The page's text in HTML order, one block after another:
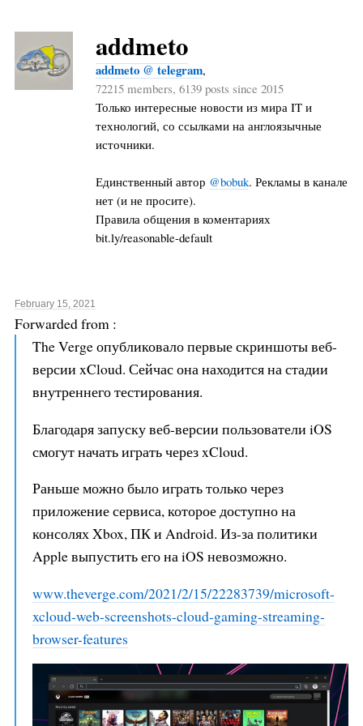
addmeto
addmeto @ telegram,
72215 members, 6139 posts since 2015
Только интересные новости из мира IT и
технологий, со ссылками на англоязычные
источники.
Единственный автор @bobuk. Рекламы в канале
нет (и не просите).
Правила общения в коментариях
bit.ly/reasonable-default
February 15, 2021
Forwarded from :
The Verge опубликовало первые скриншоты веб-
версии xCloud. Сейчас она находится на стадии
внутреннего тестирования.
Благодаря запуску веб-версии пользователи iOS
смогут начать играть через xCloud.
Раньше можно было играть только через
приложение сервиса, которое доступно на
консолях Xbox, ПК и Android. Из-за политики
Apple выпустить его на iOS невозможно.
www.theverge.com/2021/2/15/22283739/microsoft-
xcloud-web-screenshots-cloud-gaming-streaming-
browser-features